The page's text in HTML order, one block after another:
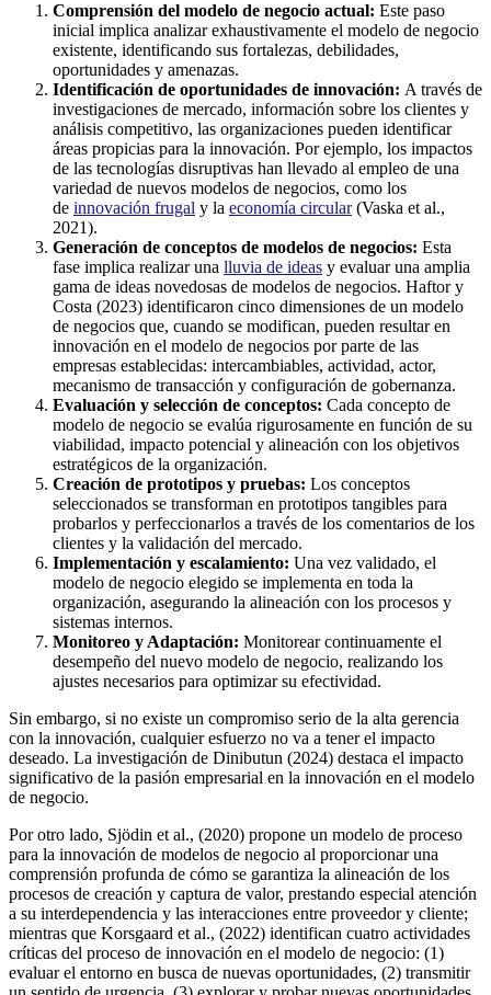
Comprensión del modelo de negocio actual: Este paso
inicial implica analizar exhaustivamente el modelo de negocio
existente, identificando sus fortalezas, debilidades,
oportunidades y amenazas.
Identificación de oportunidades de innovación: A través de
investigaciones de mercado, información sobre los clientes y
análisis competitivo, las organizaciones pueden identificar
áreas propicias para la innovación. Por ejemplo, los impactos
de las tecnologías disruptivas han llevado al empleo de una
variedad de nuevos modelos de negocios, como los
de innovación frugal y la economía circular(Vaska et al.,
2021).
Generación de conceptos de modelos de negocios: Esta
fase implica realizar una lluvia de ideas y evaluar una amplia
gama de ideas novedosas de modelos de negocios. Haftor y
Costa (2023) identificaron cinco dimensiones de un modelo
de negocios que, cuando se modifican, pueden resultar en
innovación en el modelo de negocios por parte de las
empresas establecidas: intercambiables, actividad, actor,
mecanismo de transacción y configuración de gobernanza.
Evaluación y selección de conceptos: Cada concepto de
modelo de negocio se evalúa rigurosamente en función de su
viabilidad, impacto potencial y alineación con los objetivos
estratégicos de la organización.
Creación de prototipos y pruebas: Los conceptos
seleccionados se transforman en prototipos tangibles para
probarlos y perfeccionarlos a través de los comentarios de los
clientes y la validación del mercado.
Implementación y escalamiento: Una vez validado, el
modelo de negocio elegido se implementa en toda la
organización, asegurando la alineación con los procesos y
sistemas internos.
Monitoreo y Adaptación: Monitorear continuamente el
desempeño del nuevo modelo de negocio, realizando los
ajustes necesarios para optimizar su efectividad.
Sin embargo, si no existe un compromiso serio de la alta gerencia
con la innovación, cualquier esfuerzo no va a tener el impacto
deseado. La investigación de Dinibutun (2024) destaca el impacto
significativo de la pasión empresarial en la innovación en el modelo
de negocio.
Por otro lado, Sjödin et al., (2020) propone un modelo de proceso
para la innovación de modelos de negocio al proporcionar una
comprensión profunda de cómo se garantiza la alineación de los
procesos de creación y captura de valor, prestando especial atención
a su interdependencia y las interacciones entre proveedor y cliente;
mientras que Korsgaard et al., (2022) identifican cuatro actividades
críticas del proceso de innovación en el modelo de negocio: (1)
evaluar el entorno en busca de nuevas oportunidades, (2) transmitir